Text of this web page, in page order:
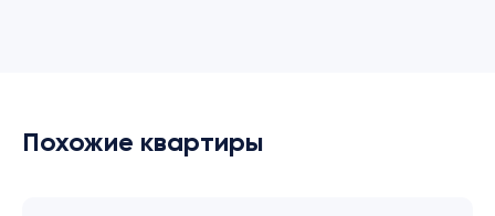
Похожие квартиры